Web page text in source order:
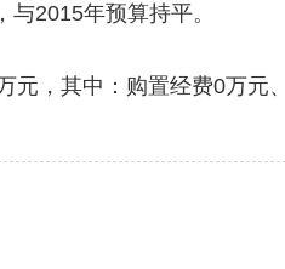
2015年预算持平。
元，其中：购置经费0万元